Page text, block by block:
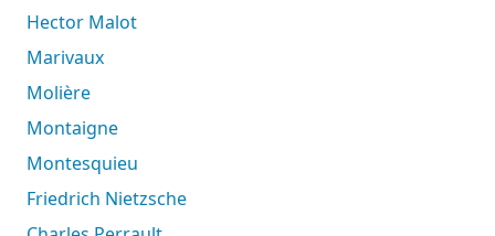
Hector Malot
Marivaux
Molière
Montaigne
Montesquieu
Friedrich Nietzsche